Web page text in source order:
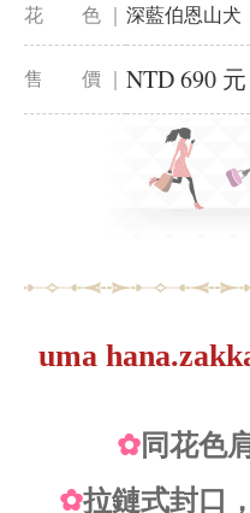
花 色 ｜ 深藍伯恩山犬
售 價 ｜ NTD 690 元
uma
✿同花色
✿拉鏈式封口